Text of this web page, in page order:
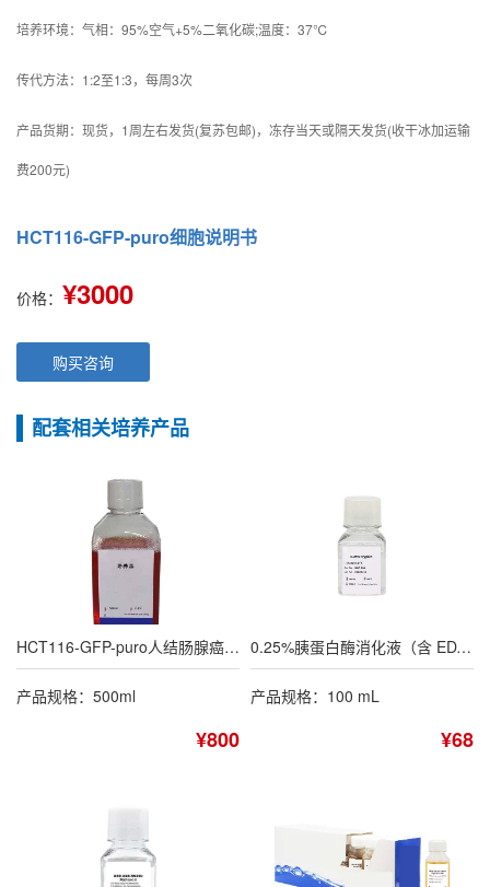
培养环境：气相：95%空气+5%二氧化碳;温度：37℃
传代方法：1:2至1:3，每周3次
产品货期：现货，1周左右发货(复苏包邮)，冻存当天或隔天发货(收干冰加运输
费200元)
HCT116-GFP-puro细胞说明书
价格： ¥3000
购买咨询
配套相关培养产品
HCT116-GFP-puro人结肠腺癌细胞-绿色荧光蛋白标记专用培养基
产品规格：500ml
¥800
0.25%胰蛋白酶消化液（含 EDTA，不含酚红）
产品规格：100 mL
¥68